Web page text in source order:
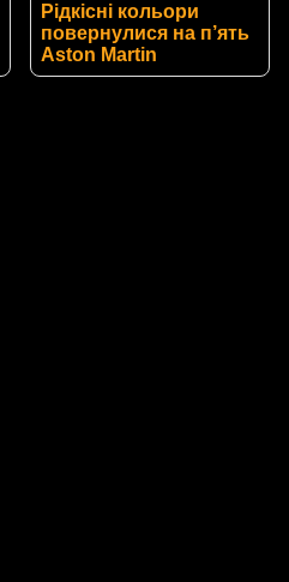
Рідкісні кольори
повернулися на п’ять
Aston Martin